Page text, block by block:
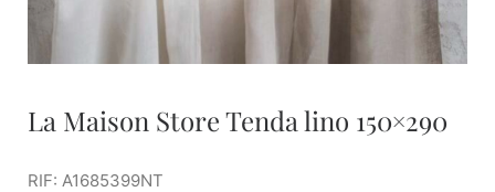
La Maison Store Tenda lino 150×290
RIF: A1685399NT